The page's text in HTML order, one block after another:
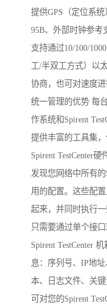
提供GPS（定位系
95B、外部时钟参考
支持通过10/100/
工/半双工方式）以
协商，也可对速度进
统一管理的优势 每
作系统和Spirent
提供丰富的工具集
Spirent TestCenter
发现您网络中所有的
用的配置。这些配
起来，并同时执行一
只需要通过单个接
Spirent TestCenter
息：序列号、IP地
本、日志文件、关
可对您的Spirent